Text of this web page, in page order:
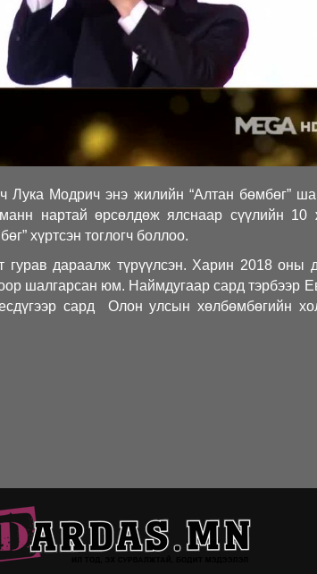
Лука Модрич энэ жилийн “Алтан бөмбөг”
нартай өрсөлдөж ялснаар сүүлийн 10
хүртсэн тоглогч боллоо.
дараалж түрүүлсэн. Харин 2018 оны
шалгарсан юм. Наймдугаар сард тэрбээр
сард Олон улсын хөлбөмбөгийн